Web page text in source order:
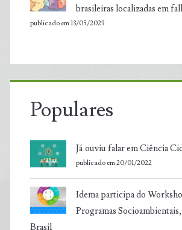
brasileiras localizadas em
publicado em 13/05/2023
Populares
Já ouviu falar em Ciência
publicado em 20/01/2022
Idema participa do
Programas
Brasil